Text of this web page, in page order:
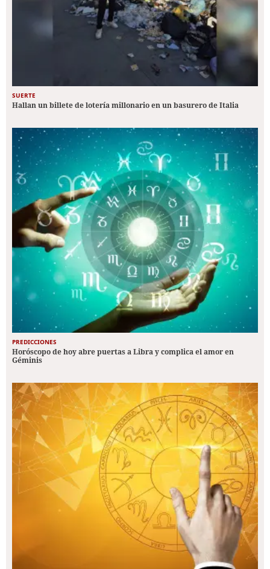
SUERTE
Hallan un billete de lotería millonario en un basurero de Italia
PREDICCIONES
Horóscopo de hoy abre puertas a Libra y complica el amor en
Géminis